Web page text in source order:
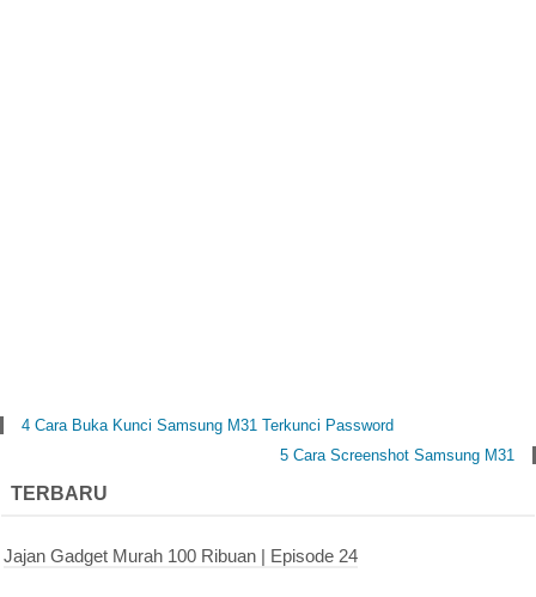
4 Cara Buka Kunci Samsung M31 Terkunci Password
5 Cara Screenshot Samsung M31
TERBARU
Jajan Gadget Murah 100 Ribuan | Episode 24